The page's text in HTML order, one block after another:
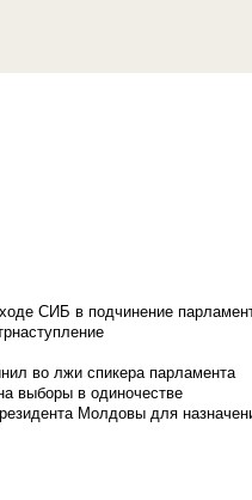
СИБ в подчинение
во лжи спикера парламента
выборы в одиночестве
Молдовы для